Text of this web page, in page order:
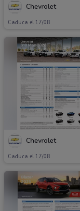
Chevrolet
Caduca el 17/08
Chevrolet
Caduca el 17/08